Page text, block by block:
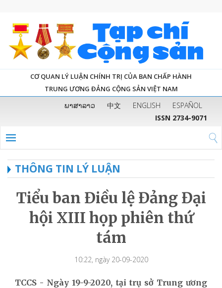
CƠ QUAN LÝ LUẬN CHÍNH TRỊ CỦA BAN CHẤP HÀNH
TRUNG ƯƠNG ĐẢNG CỘNG SẢN VIỆT NAM
ພາສາລາວ 中文 ENGLISH
ESPAÑOL
ISSN 2734-9071
THÔNG TIN LÝ LUẬN
Tiểu ban Điều lệ Đảng Đại
hội XIII họp phiên thứ
tám
10:22, ngày 20-09-2020
TCCS - Ngày 19-9-2020, tại trụ sở Trung ương